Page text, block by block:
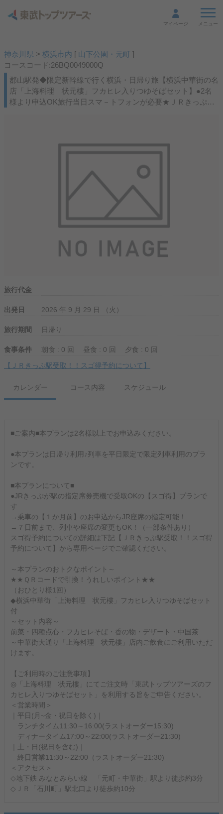
マイページ メニュー
神奈川県 > 横浜市内 [ 山下公園・元町 ]
コースコード:26BQ0049000Q
郡山駅発◆限定新幹線で行く横浜・日帰り旅【横浜中華街の名
店「上海料理 状元樓」フカヒレ入りつゆそばセット】●2名
様より申込OK旅行当日スマ－トフォンが必要★ＪＲきっぷ駅
旅行代金
出発日 2026 年 9 月 29 日 （火）
旅行期間 日帰り
食事条件 朝食 : 0 回 昼食 : 0 回
夕食 : 0 回
【ＪＲきっぷ駅受取！！スゴ得予約について】
カレンダー コース内容 スケジュール
■ご案内■本プランは2名様以上でお申込みください。
●本プランは日帰り利用♪列車を平日限定で限定列車利用のプラ
ンです。
■本プランについて■
●JRきっぷが駅の指定席券売機で受取OKの【スゴ得】プランで
す
→乗車の【１か月前】のお申込からJR座席の指定可能！
→７日前まで、列車や座席の変更もOK！（一部条件あり）
スゴ得予約についての詳細は下記【ＪＲきっぷ駅受取！！スゴ得
予約について】から専用ページでご確認ください。
～本プランのおトクなポイント～
★★ＱＲコードで引換！うれしいポイント★★
（おひとり様1回）
◆横浜中華街「上海料理 状元樓」フカヒレ入りつゆそばセット
付
～セット内容～
前菜・四種点心・フカヒレそば・香の物・デザート・中国茶
～中華街大通り「上海料理 状元樓」店内ご飲食にご利用いただ
けます。
【ご利用時のご注意事項】
◎「上海料理 状元樓」にてご注文時「東武トップツアーズのフ
カヒレ入りつゆそばセット」を利用する旨をご申告ください。
＜営業時間＞
｜平日(月~金・祝日を除く)｜
ランチタイム11:30～16:00(ラストオーダー15:30)
ディナータイム17:00～22:00(ラストオーダー21:30)
｜土・日(祝日を含む)｜
終日営業11:30～22:00（ラストオーダー21:30)
＜アクセス＞
◇地下鉄 みなとみらい線 「元町・中華街」駅より徒歩約3分
◇ＪＲ「石川町」駅北口より徒歩約10分